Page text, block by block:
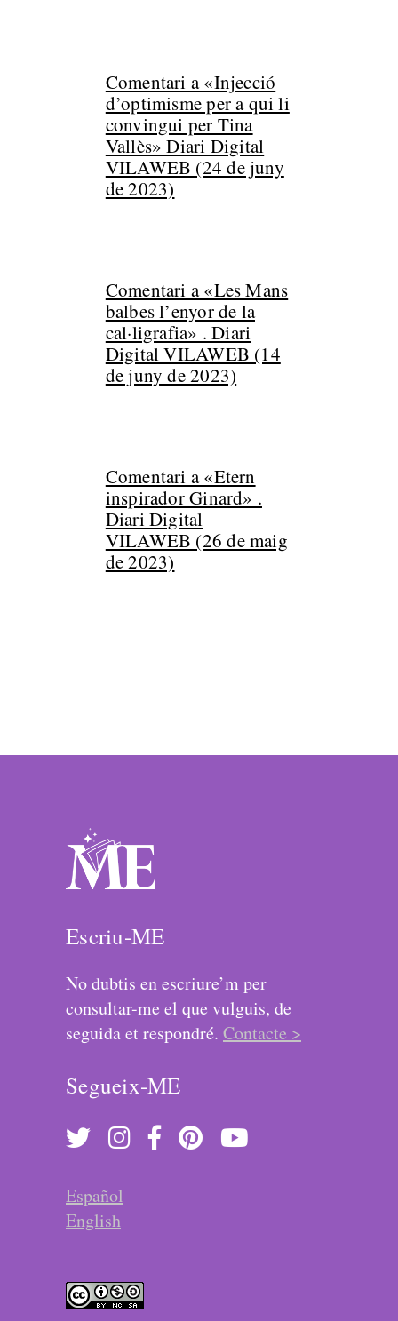
Comentari a «Injecció
d’optimisme per a qui li
convingui per Tina
Vallès» Diari Digital
VILAWEB (24 de juny
de 2023)
Comentari a «Les Mans
balbes l’enyor de la
cal·ligrafia» . Diari
Digital VILAWEB (14
de juny de 2023)
Comentari a «Etern
inspirador Ginard» .
Diari Digital
VILAWEB (26 de maig
de 2023)
Escriu-ME
No dubtis en escriure’m per
consultar-me el que vulguis, de
seguida et respondré. Contacte >
Segueix-ME
Español
English